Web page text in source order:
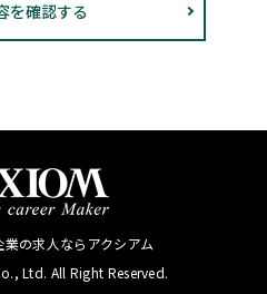
の求人ならアクシアム
Ltd. All Right Reserved.